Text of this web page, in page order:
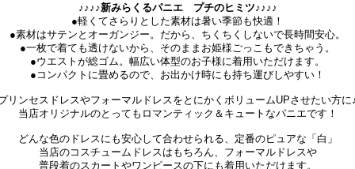
♪♪♪♪新みらくるパニエ プチのヒミツ♪♪♪♪
●軽くてさらりとした素材は暑い季節も快適！
●素材はサテンとオーガンジー。だから、ちくちくしないで長時間安心。
●一枚で着ても透けないから、そのままお姫様ごっこもできちゃう。
●ウエストが総ゴム。幅広い体型のお子様に着用いただけます。
●コンパクトに畳めるので、お出かけ時にも持ち運びしやすい！
リンセスドレスやフォーマルドレスをとにかくボリュームUPさせたい方に
当店オリジナルのとってもロマンティック＆キュートなパニエです！
どんな色のドレスにも安心して合わせられる、定番のピュアな「白」
当店のコスチュームドレスはもちろん、フォーマルドレスや
普段着のスカートやワンピースの下にも着用いただけます。